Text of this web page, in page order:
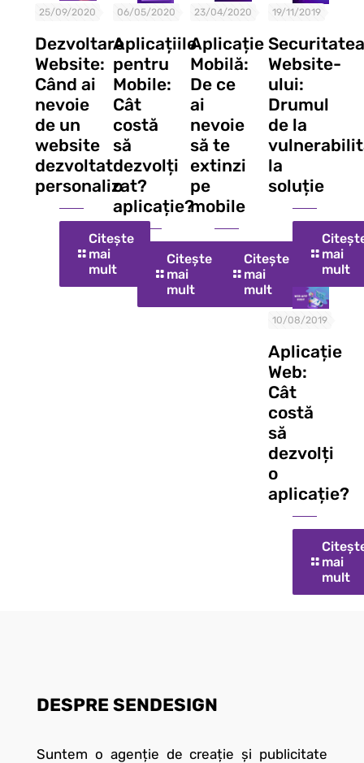
25/09/2020
Dezvoltare
Website:
Când ai
nevoie
de un
website
dezvoltat
personalizat?
Citește
mai
mult
06/05/2020
Aplicațiile
pentru
Mobile:
Cât
costă
să
dezvolți
o
aplicație?
Citește
mai
mult
23/04/2020
Aplicație
Mobilă:
De ce
ai
nevoie
să te
extinzi
pe
mobile
Citește
mai
mult
19/11/2019
Securitatea
Website-
ului:
Drumul
de la
la
soluție
mai
mult
10/08/2019
Aplicație
Web:
Cât
costă
să
dezvolți
o
aplicație?
mai
mult
DESPRE SENDESIGN
Suntem o agenție de creație și publicitate